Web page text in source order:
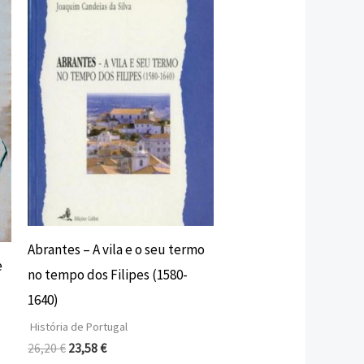
Abrantes – A vila e o seu termo
no tempo dos Filipes (1580-
1640)
História de Portugal
26,20€
original
23,58€
atual